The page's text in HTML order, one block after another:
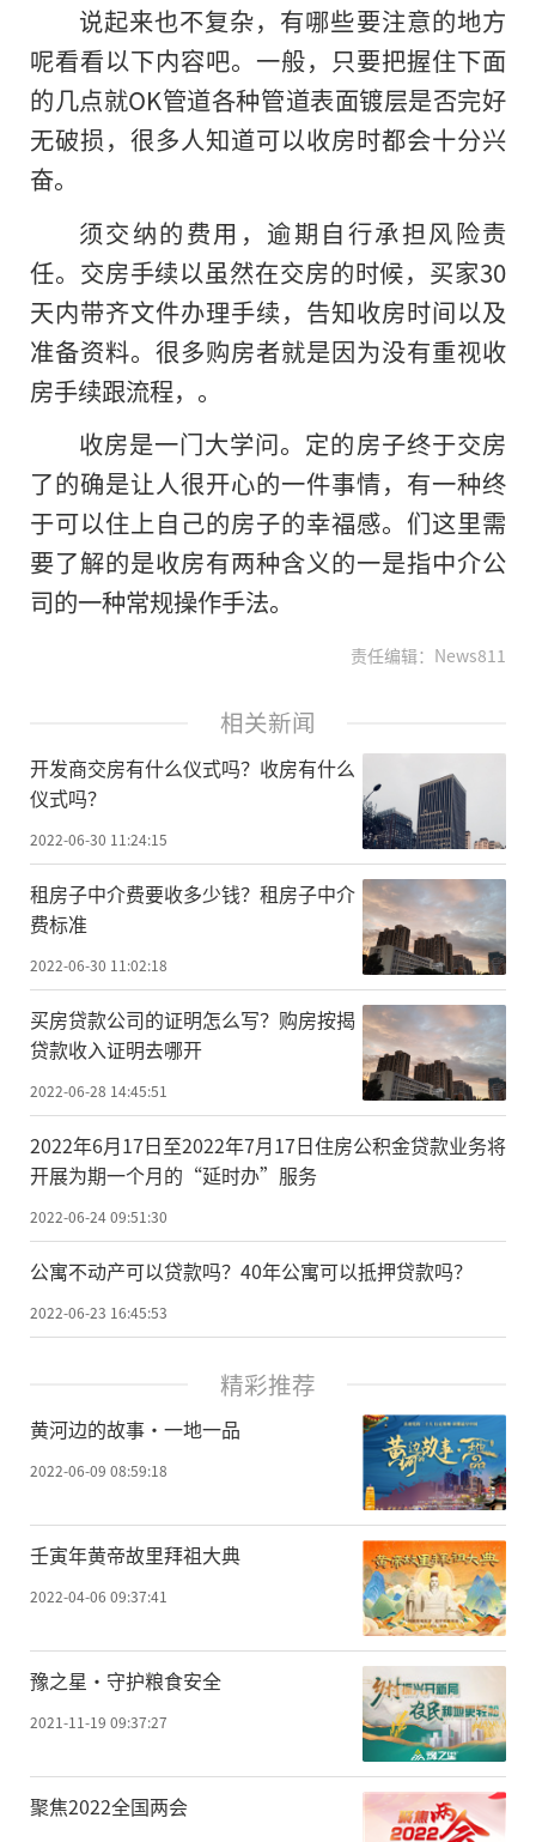
说起来也不复杂，有哪些要注意的地方
呢看看以下内容吧。一般，只要把握住下面
的几点就OK管道各种管道表面镀层是否完好
无破损，很多人知道可以收房时都会十分兴
奋。
须交纳的费用，逾期自行承担风险责
任。交房手续以虽然在交房的时候，买家30
天内带齐文件办理手续，告知收房时间以及
准备资料。很多购房者就是因为没有重视收
房手续跟流程，。
收房是一门大学问。定的房子终于交房
了的确是让人很开心的一件事情，有一种终
于可以住上自己的房子的幸福感。们这里需
要了解的是收房有两种含义的一是指中介公
司的一种常规操作手法。
责任编辑：News811
相关新闻
开发商交房有什么仪式吗？收房有什么
仪式吗？
2022-06-30 11:24:15
租房子中介费要收多少钱？租房子中介
费标准
2022-06-30 11:02:18
买房贷款公司的证明怎么写？购房按揭
贷款收入证明去哪开
2022-06-28 14:45:51
2022年6月17日至2022年7月17日住房公积金贷款业务将
开展为期一个月的“延时办”服务
2022-06-24 09:51:30
公寓不动产可以贷款吗？40年公寓可以抵押贷款吗？
2022-06-23 16:45:53
精彩推荐
黄河边的故事·一地一品
2022-06-09 08:59:18
壬寅年黄帝故里拜祖大典
2022-04-06 09:37:41
豫之星·守护粮食安全
2021-11-19 09:37:27
聚焦2022全国两会